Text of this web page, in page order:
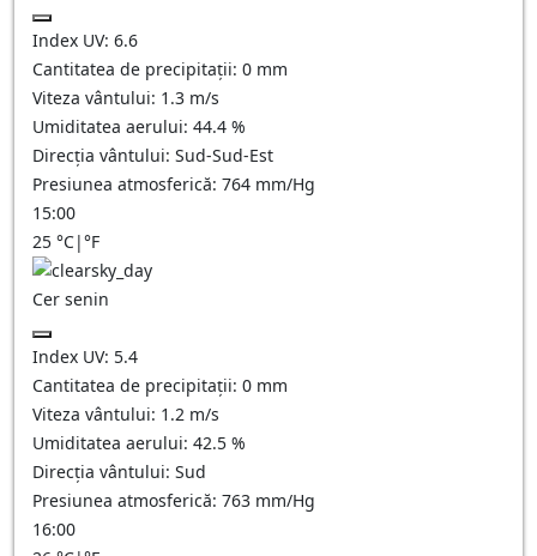
Index UV: 6.6
Cantitatea de precipitații: 0 mm
Viteza vântului: 1.3 m/s
Umiditatea aerului: 44.4 %
Direcția vântului: Sud-Sud-Est
Presiunea atmosferică: 764 mm/Hg
15:00
25 °C|°F
Cer senin
Index UV: 5.4
Cantitatea de precipitații: 0 mm
Viteza vântului: 1.2 m/s
Umiditatea aerului: 42.5 %
Direcția vântului: Sud
Presiunea atmosferică: 763 mm/Hg
16:00